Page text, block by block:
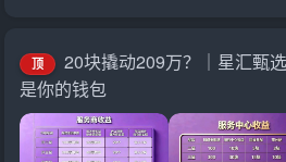
顶
20块撬动209万？｜星汇甄
是你的钱包